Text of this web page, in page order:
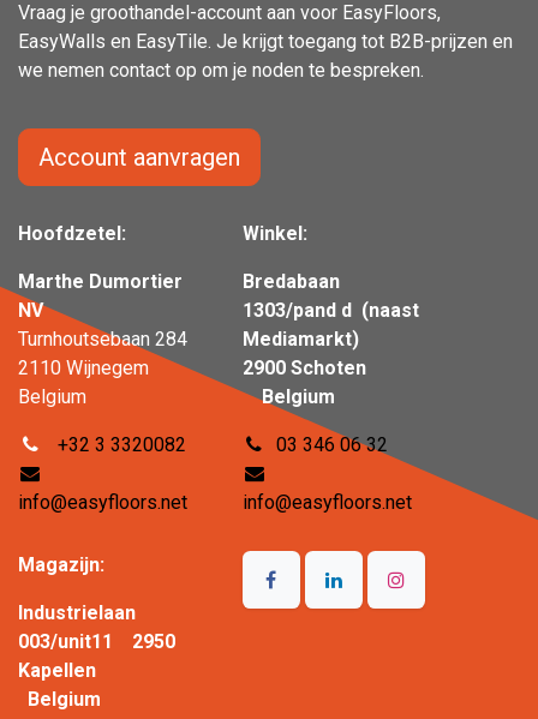
Vraag je groothandel-account aan voor EasyFloors,
EasyWalls en EasyTile. Je krijgt toegang tot B2B-prijzen en
we nemen contact op om je noden te bespreken.
Hoofdzetel:
Marthe Dumortier
NV
Turnhoutsebaan 284
2110 Wijnegem
Belgium
+32 3 3320082
info@easyfloors.net
Winkel:
Bredabaan
1303/pand d (naast
Mediamarkt)
2900 Schoten
Belgium
03 346 06 32
info@easyfloors.net
Magazijn:
Industrielaan
003/unit11 2950
Kapellen
Belgium
Account aanvragen